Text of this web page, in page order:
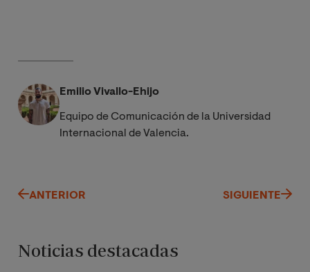
Emilio Vivallo-Ehijo
Equipo de Comunicación de la Universidad
Internacional de Valencia.
ANTERIOR SIGUIENTE
Noticias destacadas